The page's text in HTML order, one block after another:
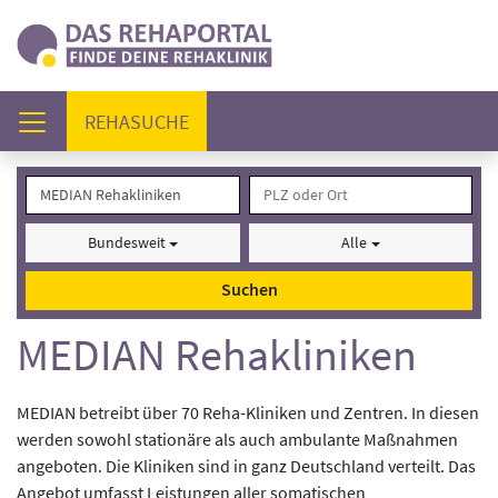
REHASUCHE(AKTUELL)
Bundesweit Alle
Suchen
MEDIAN Rehakliniken
MEDIAN betreibt über 70 Reha-Kliniken und Zentren. In diesen
werden sowohl stationäre als auch ambulante Maßnahmen
angeboten. Die Kliniken sind in ganz Deutschland verteilt. Das
Angebot umfasst Leistungen aller somatischen